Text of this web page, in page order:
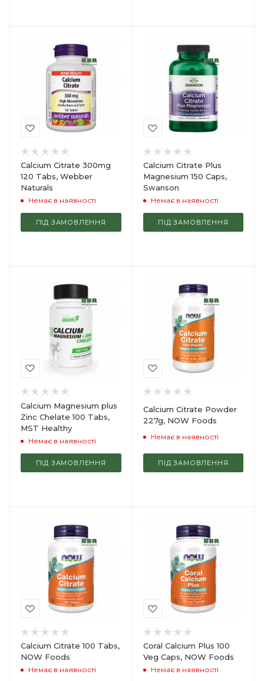
Calcium Citrate 300mg
120 Tabs, Webber
Naturals
Немає в наявності
ПІД ЗАМОВЛЕННЯ
Calcium Citrate Plus
Magnesium 150 Caps,
Swanson
Немає в наявності
ПІД ЗАМОВЛЕННЯ
Calcium Magnesium plus
Zinc Chelate 100 Tabs,
MST Healthy
Немає в наявності
ПІД ЗАМОВЛЕННЯ
Calcium Citrate Powder
227g, NOW Foods
Немає в наявності
ПІД ЗАМОВЛЕННЯ
Calcium Citrate 100 Tabs,
NOW Foods
Немає в наявності
Coral Calcium Plus 100
Veg Caps, NOW Foods
Немає в наявності